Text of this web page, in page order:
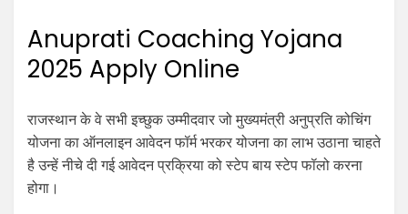
Anuprati Coaching Yojana
2025 Apply Online
राजस्थान के वे सभी इच्छुक उम्मीदवार जो मुख्यमंत्री अनुप्रति कोचिंग
योजना का ऑनलाइन आवेदन फॉर्म भरकर योजना का लाभ उठाना चाहते
है उन्हें नीचे दी गई आवेदन प्रक्रिया को स्टेप बाय स्टेप फॉलो करना
होगा।